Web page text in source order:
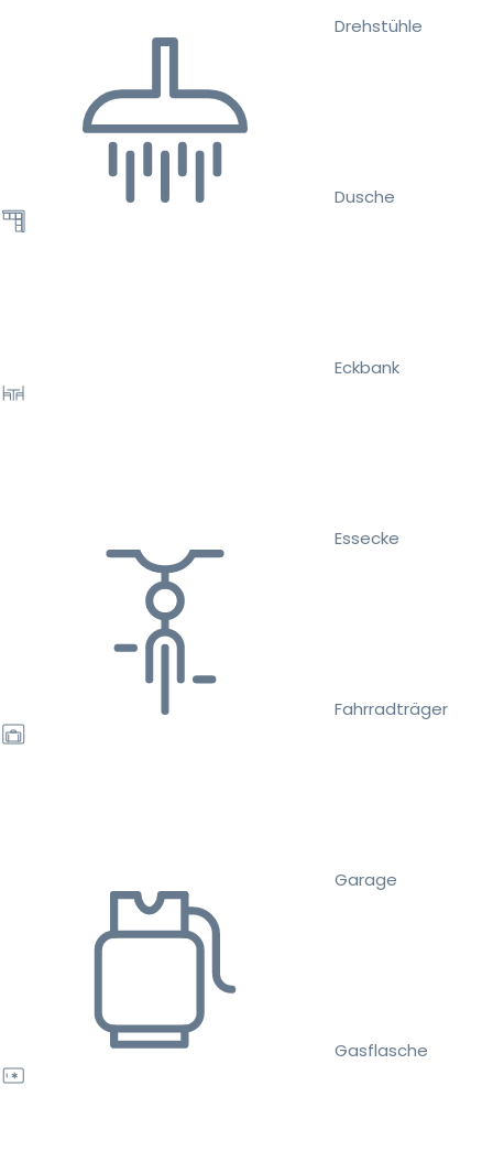
Drehstühle
Dusche
Eckbank
Essecke
Fahrradträger
Garage
Gasflasche